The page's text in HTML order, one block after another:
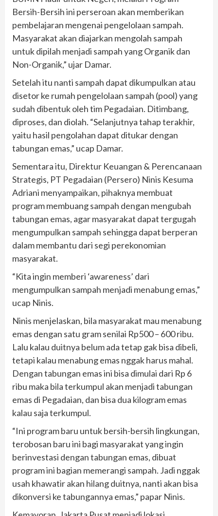
Bersih-Bersih ini perseroan akan memberikan
pembelajaran mengenai pengelolaan sampah.
Masyarakat akan diajarkan mengolah sampah
untuk dipilah menjadi sampah yang Organik dan
Non-Organik,” ujar Damar.
Setelah itu nanti sampah dapat dikumpulkan atau
disetor ke rumah pengelolaan sampah (pool) yang
sudah dibentuk oleh tim Pegadaian. Ditimbang,
diproses, dan diolah. “Selanjutnya tahap terakhir,
yaitu hasil pengolahan dapat ditukar dengan
tabungan emas,” ucap Damar.
Sementara itu, Direktur Keuangan & Perencanaan
Strategis, PT Pegadaian (Persero) Ninis Kesuma
Adriani menyampaikan, pihaknya membuat
program membuang sampah dengan mengubah
tabungan emas, agar masyarakat dapat tergugah
mengumpulkan sampah sehingga dapat berperan
dalam membantu dari segi perekonomian
masyarakat.
“Kita ingin memberi ‘awareness’ dari
mengumpulkan sampah menjadi menabung emas,”
ucap Ninis.
Ninis menjelaskan, bila masyarakat mau menabung
emas dengan satu gram senilai Rp500 – 600 ribu.
Lalu kalau duitnya belum ada tetap gak bisa dibeli,
tetapi kalau menabung emas nggak harus mahal.
Dengan tabungan emas ini bisa dimulai dari Rp 6
ribu maka bila terkumpul akan menjadi tabungan
emas di Pegadaian, dan bisa dua kilogram emas
kalau saja terkumpul.
“Ini program baru untuk bersih-bersih lingkungan,
terobosan baru ini bagi masyarakat yang ingin
berinvestasi dengan tabungan emas, dibuat
program ini bagian memerangi sampah. Jadi nggak
usah khawatir akan hilang duitnya, nanti akan bisa
dikonversi ke tabungannya emas,” papar Ninis.